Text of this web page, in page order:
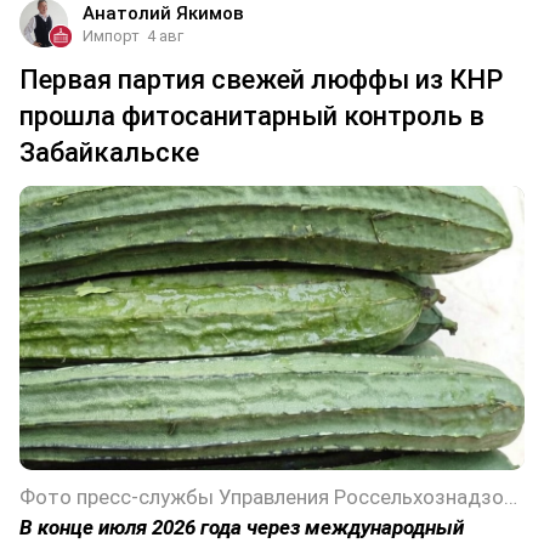
Анатолий Якимов
Импорт 4 авг
Первая партия свежей люффы из КНР
прошла фитосанитарный контроль в
Забайкальске
В конце июля 2026 года через международный